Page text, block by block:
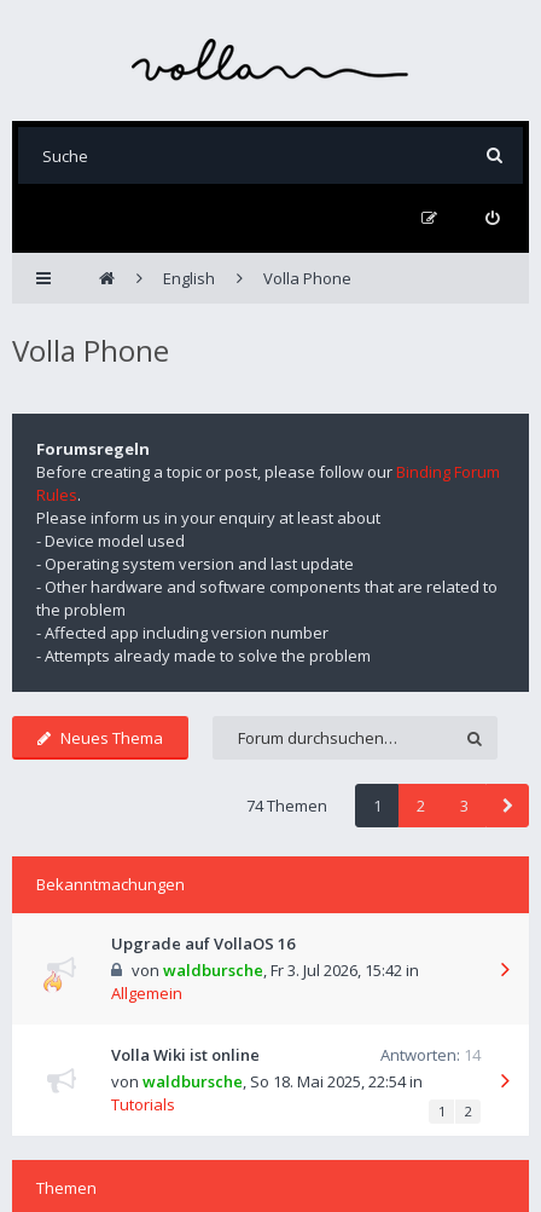
English Volla Phone
Volla Phone
Forumsregeln
Before creating a topic or post, please follow ourBinding Forum
Rules.
Please inform us in your enquiry at least about
- Device model used
- Operating system version and last update
- Other hardware and software components that are related to
the problem
- Affected app including version number
- Attempts already made to solve the problem
Neues Thema
74 Themen 1 2 3
Bekanntmachungen
Upgrade auf VollaOS 16
von waldbursche,Fr 3. Jul 2026, 15:42in
Allgemein
Volla Wiki ist online Antworten: 14
von waldbursche, So 18. Mai 2025, 22:54in
Tutorials
1 2
Themen